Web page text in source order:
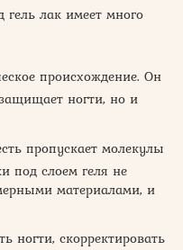
гель лак имеет много
происхождение. Он
ногти, но и
пропускает молекулы
под слоем геля не
материалами, и
ногти, скорректировать